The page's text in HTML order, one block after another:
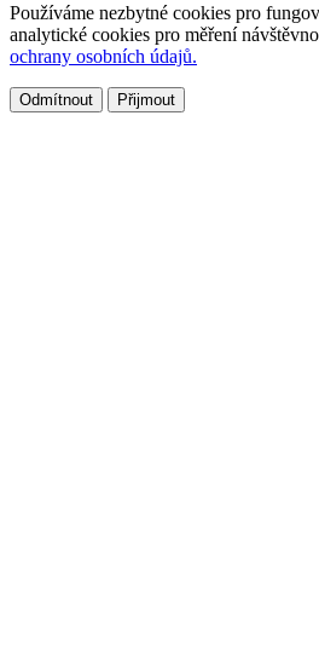
Používáme nezbytné cookies pro
analytické cookies pro měření
ochrany osobních údajů.
Odmítnout Přijmout